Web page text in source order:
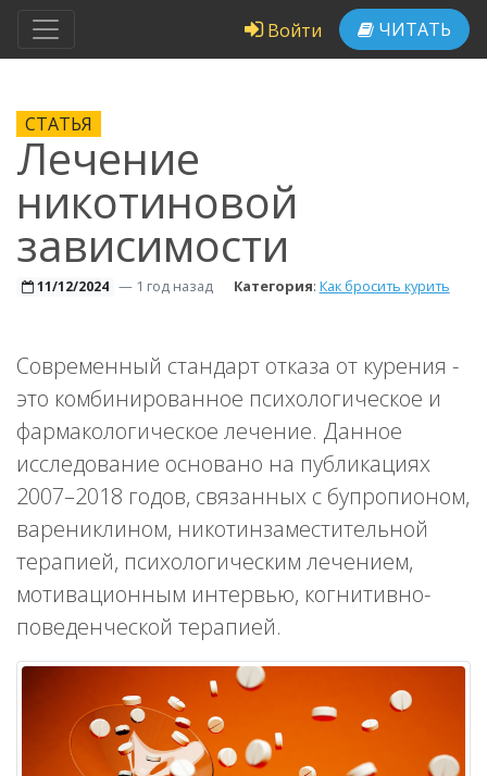
Войти ЧИТАТЬ
СТАТЬЯ
Лечение
никотиновой
зависимости
11/12/2024 —1 год назад Категория: Как бросить курить
Современный стандарт отказа от курения -
это комбинированное психологическое и
фармакологическое лечение. Данное
исследование основано на публикациях
2007–2018 годов, связанных с бупропионом,
варениклином, никотинзаместительной
терапией, психологическим лечением,
мотивационным интервью, когнитивно-
поведенческой терапией.